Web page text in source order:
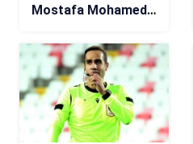
Mostafa Mohamed
gelebilir